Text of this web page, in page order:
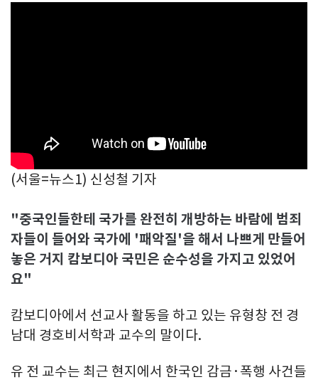
(서울=뉴스1) 신성철 기자
"중국인들한테 국가를 완전히 개방하는 바람에 범죄
자들이 들어와 국가에 '패악질'을 해서 나쁘게 만들어
놓은 거지 캄보디아 국민은 순수성을 가지고 있었어
요"
캄보디아에서 선교사 활동을 하고 있는 유형창 전 경
남대 경호비서학과 교수의 말이다.
유 전 교수는 최근 현지에서 한국인 감금·폭행 사건들